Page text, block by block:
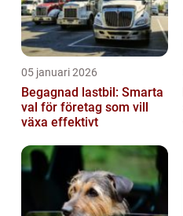
05 januari 2026
Begagnad lastbil: Smarta
val för företag som vill
växa effektivt